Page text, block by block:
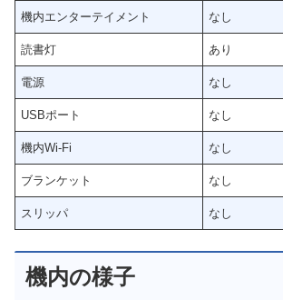
機内エンターテイメント なし
読書灯 あり
電源 なし
USBポート なし
機内Wi-Fi なし
ブランケット なし
スリッパ なし
機内の様子